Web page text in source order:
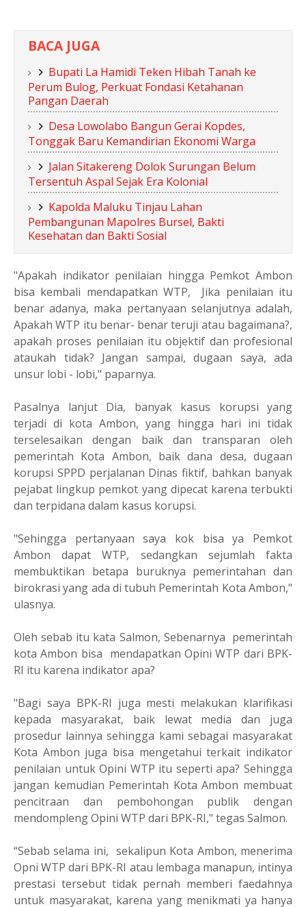
BACA JUGA
Bupati La Hamidi Teken Hibah Tanah ke
Perum Bulog, Perkuat Fondasi Ketahanan
Pangan Daerah
Desa Lowolabo Bangun Gerai Kopdes,
Tonggak Baru Kemandirian Ekonomi Warga
Jalan Sitakereng Dolok Surungan Belum
Tersentuh Aspal Sejak Era Kolonial
Kapolda Maluku Tinjau Lahan
Pembangunan Mapolres Bursel, Bakti
Kesehatan dan Bakti Sosial
"Apakah indikator penilaian hingga Pemkot Ambon
bisa kembali mendapatkan WTP,
Jika penilaian itu
benar adanya, maka pertanyaan selanjutnya adalah,
Apakah WTP itu benar- benar teruji atau bagaimana?,
apakah proses penilaian itu objektif dan profesional
ataukah tidak? Jangan sampai, dugaan saya, ada
unsur lobi - lobi," paparnya.
Pasalnya lanjut Dia, banyak kasus korupsi yang
terjadi di kota Ambon, yang hingga hari ini tidak
terselesaikan dengan baik dan transparan oleh
pemerintah Kota Ambon, baik dana desa, dugaan
korupsi SPPD perjalanan Dinas fiktif, bahkan banyak
pejabat lingkup pemkot yang dipecat karena terbukti
dan terpidana dalam kasus korupsi.
"Sehingga pertanyaan saya kok bisa ya Pemkot
Ambon dapat WTP, sedangkan sejumlah fakta
membuktikan betapa buruknya pemerintahan dan
birokrasi yang ada di tubuh Pemerintah Kota Ambon,"
ulasnya.
Oleh sebab itu kata Salmon, Sebenarnya pemerintah
kota Ambon bisa mendapatkan Opini WTP dari BPK-
RI itu karena indikator apa?
"Bagi saya BPK-RI juga mesti melakukan klarifikasi
kepada masyarakat, baik lewat media dan juga
prosedur lainnya sehingga kami sebagai masyarakat
Kota Ambon juga bisa mengetahui terkait indikator
penilaian untuk Opini WTP itu seperti apa? Sehingga
jangan kemudian Pemerintah Kota Ambon membuat
pencitraan dan pembohongan publik dengan
mendompleng Opini WTP dari BPK-RI," tegas Salmon.
“Sebab selama ini, sekalipun Kota Ambon, menerima
Opni WTP dari BPK-RI atau lembaga manapun, intinya
prestasi tersebut tidak pernah memberi faedahnya
untuk masyarakat, karena yang menikmati ya hanya